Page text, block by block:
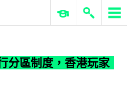
ERP 與商業 AI
分區制度，香港玩家